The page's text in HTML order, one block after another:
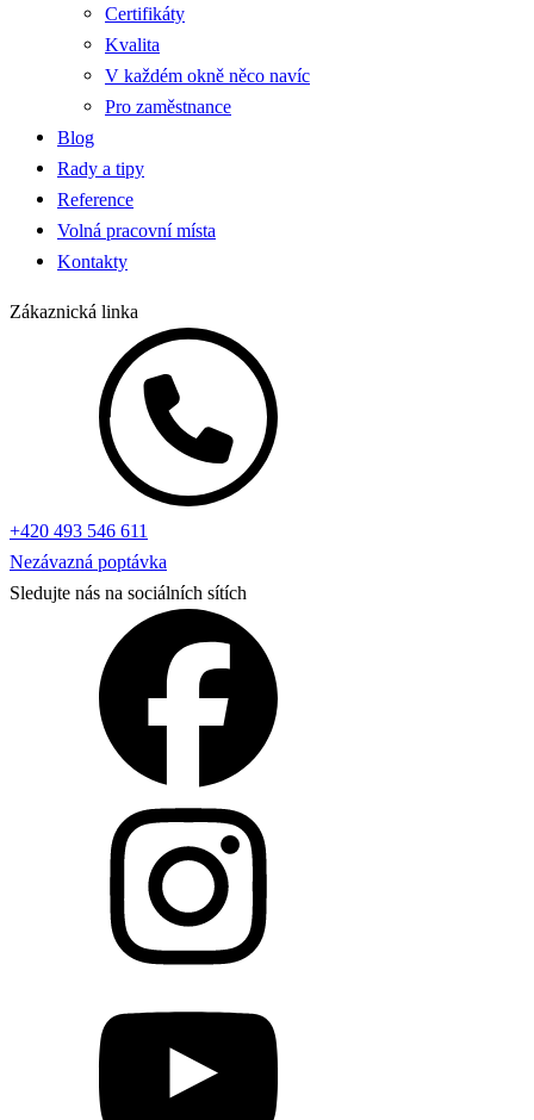
Certifikáty
Kvalita
V každém okně něco navíc
Pro zaměstnance
Blog
Rady a tipy
Reference
Volná pracovní místa
Kontakty
Zákaznická linka
+420 493 546 611
Nezávazná poptávka
Sledujte nás na sociálních sítích